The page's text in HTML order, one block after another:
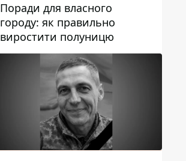
Поради для власного
городу: як правильно
виростити полуницю